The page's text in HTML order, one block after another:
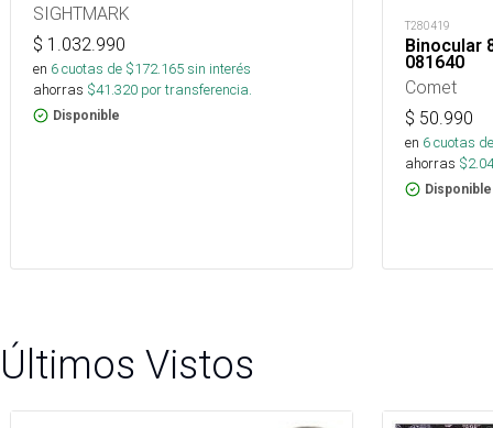
SIGHTMARK
$ 1.032.990
en 6cuotas de $172.165sin interés
ahorras $41.320 por transferencia.
Disponible
T280419
Binocular
081640
Comet
$ 50.990
en 6cuotas
ahorras $
Disponible
Últimos Vistos